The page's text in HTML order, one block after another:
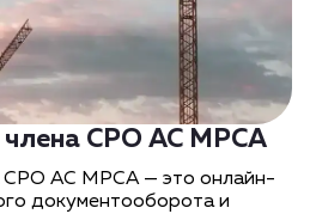
члена СРО АС МРСА
СРО АС МРСА — это онлайн-
документооборота и